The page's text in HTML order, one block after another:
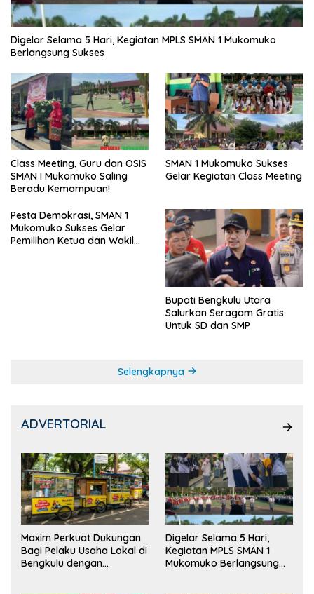
Digelar Selama 5 Hari, Kegiatan MPLS SMAN 1 Mukomuko
Berlangsung Sukses
Class Meeting, Guru dan OSIS
SMAN I Mukomuko Saling
Beradu Kemampuan!
SMAN 1 Mukomuko Sukses
Gelar Kegiatan Class Meeting
Pesta Demokrasi, SMAN 1
Mukomuko Sukses Gelar
Pemilihan Ketua dan Wakil
Bupati Bengkulu Utara
Salurkan Seragam Gratis
Untuk SD dan SMP
Selengkapnya
ADVERTORIAL
Maxim Perkuat Dukungan
Bagi Pelaku Usaha Lokal di
Bengkulu dengan
Digelar Selama 5 Hari,
Kegiatan MPLS SMAN 1
Mukomuko Berlangsung